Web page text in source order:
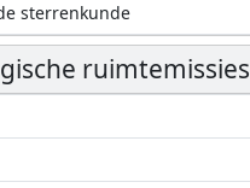
sterrenkunde
ruimtemissies